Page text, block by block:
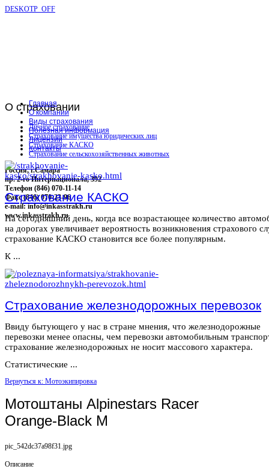
DESKOTP_OFF
О страховании
Личное страхование
Страхование имущества юридических лиц
Страхование КАСКО
Страхование сельскохозяйственных животных
Россия, г.Самара
пр. 2-го Интернационала, 392
Телефон (846) 070-11-14
Факс (846) 070-23-96
e-mail: info@inkasstrakh.ru
www.inkasstrakh.ru
Главная
О компании
Виды страхования
Полезная информация
Лицензии
Контакты
Страхование КАСКО
На сегодняшний день, когда все возрастающее количество
на дорогах увеличивает вероятность возникновения страхового
страхование КАСКО становится все более популярным.
К ...
Страхование железнодорожных перевозок
Ввиду бытующего у нас в стране мнения, что железнодорожные
перевозки менее опасны, чем перевозки автомобильным
страхование железнодорожных не носит массового характера.
Статистические ...
Вернуться к: Мотоэкипировка
Мотоштаны Alpinestars Racer
Orange-Black M
pic_542dc37a98f31.jpg
Описание